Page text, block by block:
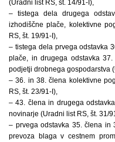
(Uradni list RS, št. 14/91-I),
– tistega dela drugega
izhodiščne plače, kolektivne
RS, št. 19/91-I),
– tistega dela prvega odstavka
plače, in drugega odstavka
podjetji drobnega gospodarstva
– 36. in 38. člena kolektivne
RS, št. 23/91-I),
– 43. člena in drugega
novinarje (Uradni list RS, št. 31/
– prvega odstavka 35. člena in
prevoza blaga v cestnem